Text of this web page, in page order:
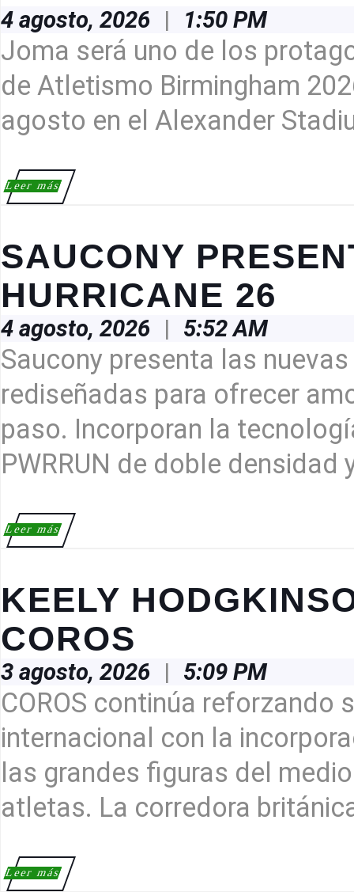
DEL
DE
4 agosto, 2026 2026| 1:50 PM
Joma será uno de los
de Atletismo Birmingham
agosto en el Alexander
Leer másLeer
más
SAUCONY
HURRICANE 26
26
4 agosto, 2026 2026| 5:52 AM
Saucony presenta las
rediseñadas para ofrecer
paso. Incorporan la
PWRRUN de doble densidad
Leer másLeer
más
KEELY
COROS
NUEVA
ATLETA
COROS
3 agosto, 2026 2026| 5:09 PM
COROS continúa reforzando
internacional con la
las grandes figuras del
atletas. La corredora
Leer másLeer
más